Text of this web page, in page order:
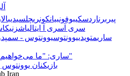
پیر برناردسکیبوفونبیانکونریچلسیدیبالا
سری آ سری آ ایتالیاشزنی
ساریمتویدییوونتوسیوونتوس -
ساری: "ما می‌خواهیم به هدفمان برسیم"
بازیکنان